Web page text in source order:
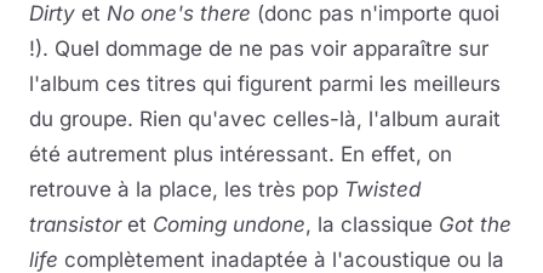
Dirty et No one's there (donc pas n'importe quoi
!). Quel dommage de ne pas voir apparaître sur
l'album ces titres qui figurent parmi les meilleurs
du groupe. Rien qu'avec celles-là, l'album aurait
été autrement plus intéressant. En effet, on
retrouve à la place, les très pop Twisted
transistoret Coming undone, la classique Got the
life complètement inadaptée à l'acoustique ou la